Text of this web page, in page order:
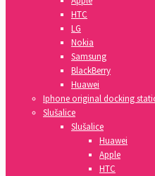
HTC
LG
Nokia
Samsung
BlackBerry
Huawei
Iphone original docking
Slušalice
Slušalice
Huawei
Apple
HTC